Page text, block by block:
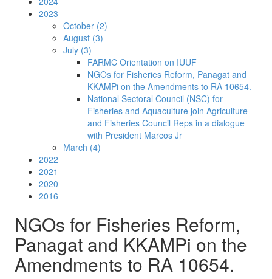
2023
October (2)
August (3)
July (3)
FARMC Orientation on IUUF
NGOs for Fisheries Reform, Panagat and
KKAMPi on the Amendments to RA 10654.
National Sectoral Council (NSC) for
Fisheries and Aquaculture join Agriculture
and Fisheries Council Reps in a dialogue
with President Marcos Jr
March (4)
2022
2021
2020
2016
NGOs for Fisheries Reform,
Panagat and KKAMPi on the
Amendments to RA 10654.